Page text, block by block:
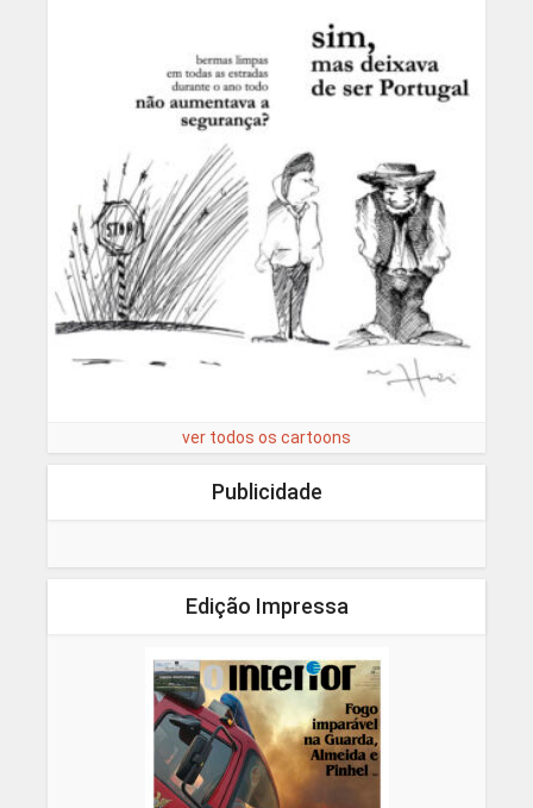
ver todos os cartoons
Publicidade
Edição Impressa